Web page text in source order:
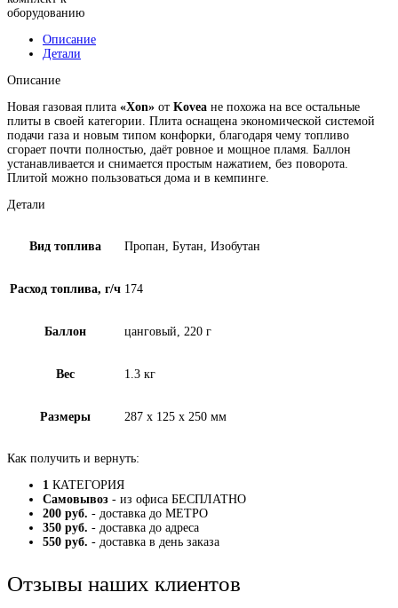
оборудованию
Описание
Детали
Описание
Новая газовая плита «Xon» от Kovea не похожа на все остальные
плиты в своей категории. Плита оснащена экономической системой
подачи газа и новым типом конфорки, благодаря чему топливо
сгорает почти полностью, даёт ровное и мощное пламя. Баллон
устанавливается и снимается простым нажатием, без поворота.
Плитой можно пользоваться дома и в кемпинге.
Детали
Вид топлива Пропан, Бутан, Изобутан
Расход топлива, г/ч 174
Баллон цанговый, 220 г
Вес 1.3 кг
Размеры 287 х 125 х 250 мм
Как получить и вернуть:
1 КАТЕГОРИЯ
Самовывоз - из офиса БЕСПЛАТНО
200 руб. - доставка до МЕТРО
350 руб. - доставка до адреса
550 руб. - доставка в день заказа
Отзывы наших клиентов